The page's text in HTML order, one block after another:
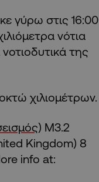
γύρω στις 16:00
νότια
της
χιλιομέτρων.
) M3.2
Kingdom) 8
info at: